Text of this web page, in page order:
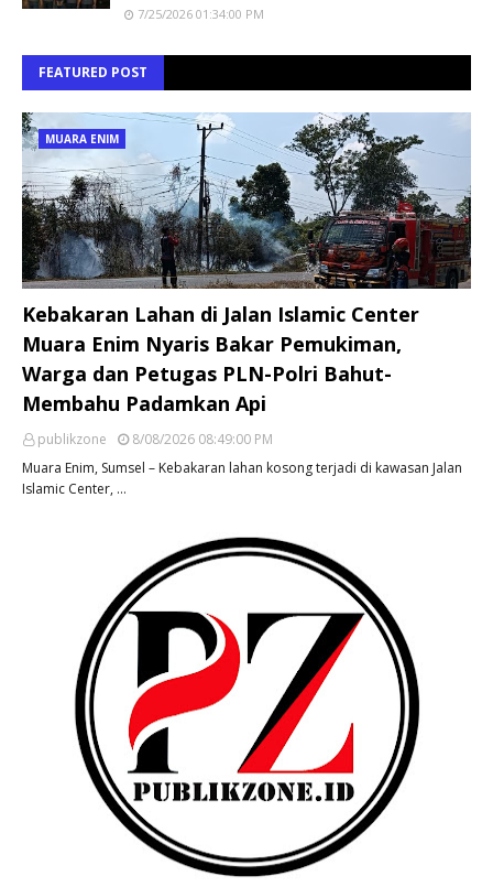
7/25/2026 01:34:00 PM
FEATURED POST
MUARA ENIM
Kebakaran Lahan di Jalan Islamic Center
Muara Enim Nyaris Bakar Pemukiman,
Warga dan Petugas PLN-Polri Bahut-
Membahu Padamkan Api
publikzone
8/08/2026 08:49:00 PM
Muara Enim, Sumsel – Kebakaran lahan kosong terjadi di kawasan Jalan
Islamic Center, …